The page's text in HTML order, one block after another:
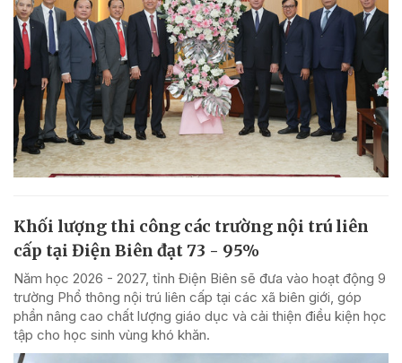
Khối lượng thi công các trường nội trú liên
cấp tại Điện Biên đạt 73 - 95%
Năm học 2026 - 2027, tỉnh Điện Biên sẽ đưa vào hoạt động 9
trường Phổ thông nội trú liên cấp tại các xã biên giới, góp
phần nâng cao chất lượng giáo dục và cải thiện điều kiện học
tập cho học sinh vùng khó khăn.